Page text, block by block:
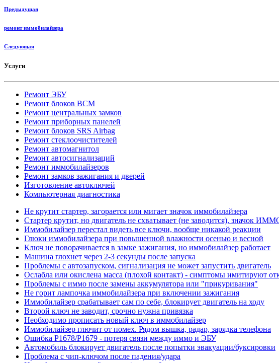
Предыдущая
ремонт иммобилайзера
Следующая
Услуги
Ремонт ЭБУ
Ремонт блоков BCМ
Ремонт центральных замков
Ремонт приборных панелей
Ремонт блоков SRS Airbag
Ремонт стеклоочистителей
Ремонт автомагнитол
Ремонт автосигнализаций
Ремонт иммобилайзеров
Ремонт замков зажигания и дверей
Изготовление автоключей
Компьютерная диагностика
Не крутит стартер, загорается или мигает значок иммобилайзера
Стартер крутит, но двигатель не схватывает (не заводится), значок
Иммобилайзер перестал видеть все ключи, вообще никакой реакции
Глюки иммобилайзера при повышенной влажности осенью и весной
Ключ не поворачивается в замке зажигания, но иммобилайзер работает
Машина глохнет через 2-3 секунды после запуска
Проблемы с автозапуском, сигнализация не может запустить двигатель
Ослабла или окислена масса (плохой контакт) - симптомы имитируют
Проблемы с иммо после замены аккумулятора или "прикуривания"
Не горит лампочка иммобилайзера при включении зажигания
Иммобилайзер срабатывает сам по себе, блокирует двигатель на ходу
Второй ключ не заводит, срочно нужна привязка
Необходимо прописать новый ключ в иммобилайзер
Иммобилайзер глючит от помех. Рядом вышка, радар, зарядка телефона
Ошибка P1678/P1679 - потеря связи между иммо и ЭБУ
Автомобиль блокирует двигатель после попытки эвакуации/буксировки
Проблема с чип-ключом после падения/удара